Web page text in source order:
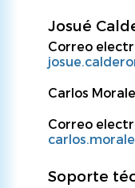
Josué
Correo
Carlos
Correo
Soporte